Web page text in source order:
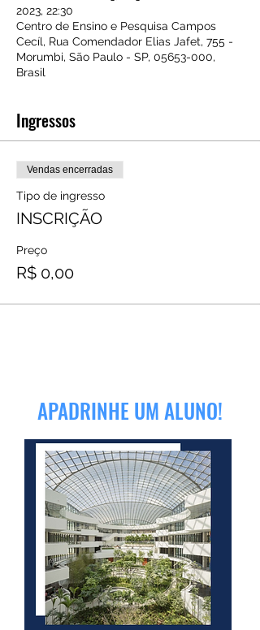
2023, 22:30
Centro de Ensino e Pesquisa Campos
Cecíl, Rua Comendador Elias Jafet, 755 -
Morumbi, São Paulo - SP, 05653-000,
Brasil
Ingressos
Vendas encerradas
Tipo de ingresso
INSCRIÇÃO
Preço
R$ 0,00
APADRINHE UM ALUNO!